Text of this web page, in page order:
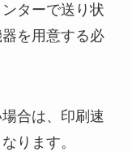
ターで送り状
を用意する必
合は、印刷速
ります。